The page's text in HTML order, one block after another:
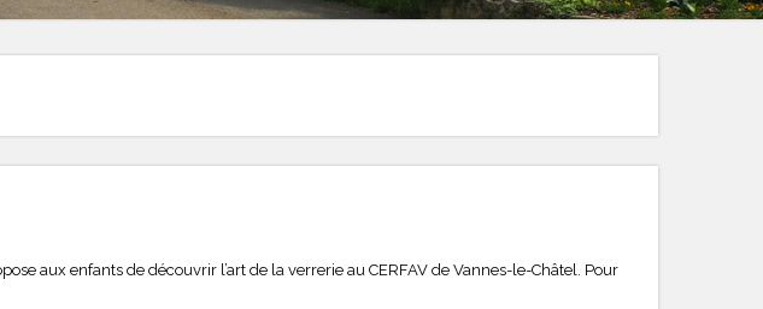
aux enfants de découvrir l’art de la verrerie au CERFAV de Vannes-le-Châtel. Pour